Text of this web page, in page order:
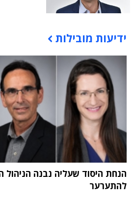
תוכן פרסומי
ידיעות מובילות
הנחת היסוד שעליה נבנה הניהול
להתערער